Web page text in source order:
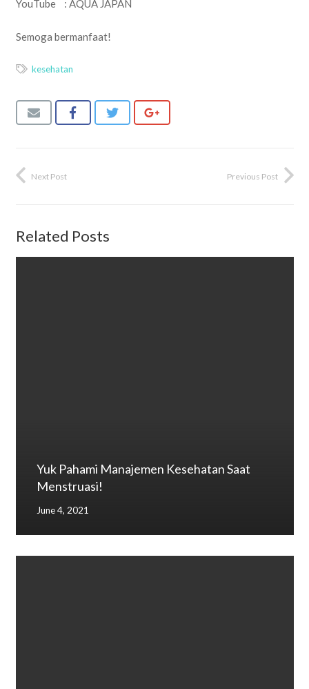
YouTube : AQUA JAPAN
Semoga bermanfaat!
kesehatan
Previous Post
Next Post
Related Posts
Yuk Pahami Manajemen Kesehatan Saat
Menstruasi!
June 4, 2021